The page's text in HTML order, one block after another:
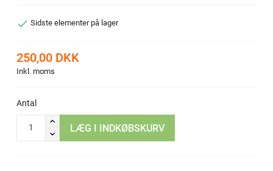
 Sidste elementer på lager
250,00 DKK
Inkl. moms
Antal
LÆG I INDKØBSKURV